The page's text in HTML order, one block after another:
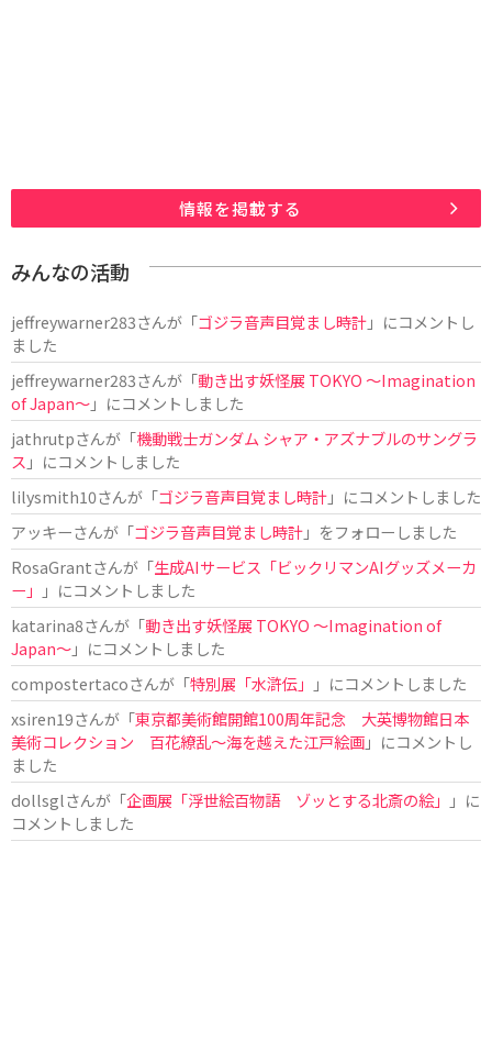
情報を掲載する
みんなの活動
jeffreywarner283さんが「ゴジラ音声目覚まし時計」にコメントし
ました
jeffreywarner283さんが「動き出す妖怪展 TOKYO 〜Imagination
of Japan〜」にコメントしました
jathrutpさんが「機動戦士ガンダム シャア・アズナブルのサングラ
ス 」にコメントしました
lilysmith10さんが「ゴジラ音声目覚まし時計」にコメントしました
アッキーさんが「ゴジラ音声目覚まし時計」をフォローしました
RosaGrantさんが「生成AIサービス「ビックリマンAIグッズメーカ
ー」
」にコメントしました
katarina8さんが「動き出す妖怪展 TOKYO 〜Imagination of
Japan〜」にコメントしました
compostertacoさんが「特別展「水滸伝」
」にコメントしました
xsiren19さんが「東京都美術館開館100周年記念 大英博物館日本
美術コレクション 百花繚乱～海を越えた江戸絵画」にコメントし
ました
dollsglさんが「企画展「浮世絵百物語 ゾッとする北斎の絵」
」に
コメントしました